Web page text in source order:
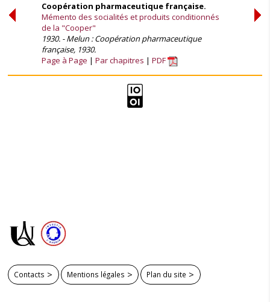
Coopération pharmaceutique française.
Mémento des socialités et produits conditionnés
de la "Cooper"
1930. - Melun : Coopération pharmaceutique
française, 1930.
Page à Page
Par chapitres PDF
Contacts Mentions légales Plan du site